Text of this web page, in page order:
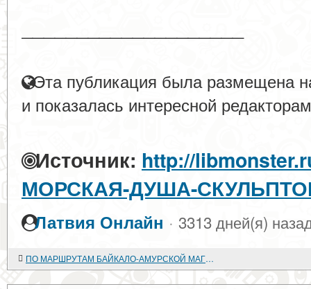
Эта публикация была размещена
и показалась интересной
Источник: http://
МОРСКАЯ-ДУША-
Латвия Онлайн · 3313 дней(я)
ПО МАРШРУТАМ БАЙКАЛО-АМУРСКОЙ МАГИСТРАЛИ